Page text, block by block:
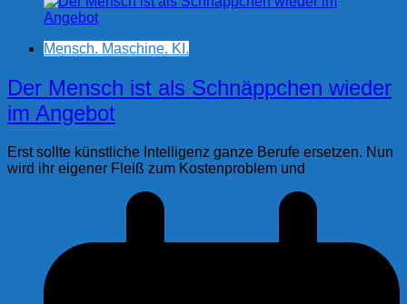
Mensch. Maschine. KI.
Der Mensch ist als Schnäppchen wieder
im Angebot
Erst sollte künstliche Intelligenz ganze Berufe ersetzen. Nun
wird ihr eigener Fleiß zum Kostenproblem und